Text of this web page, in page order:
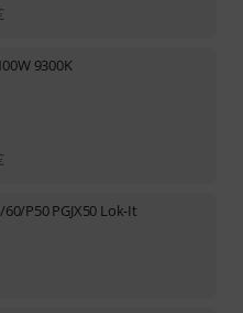
9300K
P50 PGJX50 Lok-It